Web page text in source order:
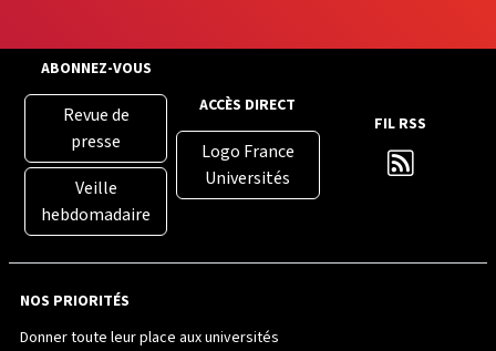
ABONNEZ-VOUS
Revue de
presse
Veille
hebdomadaire
ACCÈS DIRECT
Logo France
Universités
FIL RSS
NOS PRIORITÉS
Donner toute leur place aux universités